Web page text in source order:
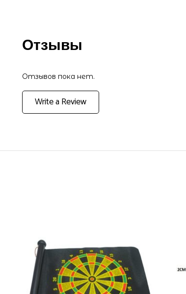
Отзывы
Отзывов пока нет.
Write a Review